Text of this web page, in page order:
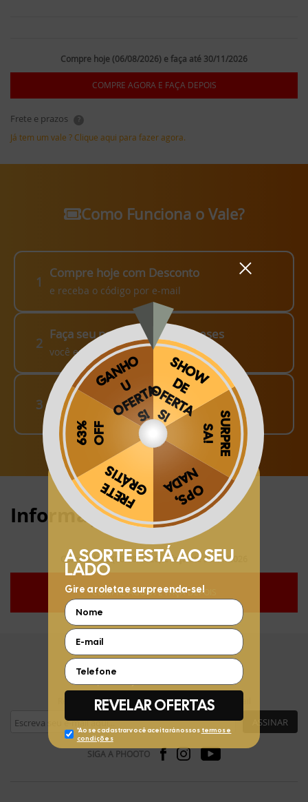
Compre hoje (06/08/2026) e faça até 30/11/2026
COMPRE AGORA E FAÇA DEPOIS
Frete e prazos ?
Já tem um vale ? Clique aqui para fazer agora.
Como Funciona o Vale?
1
Compre hoje com Desconto
e receba o código por e-mail
2
Faça seu pedido em até 3 meses
você escolhe como fazer!
3
Finalize o seu Pedido!
pague o Frete e receba em sua casa
Informações:
Compre hoje (06/08/2026) e faça até 30/11/2026
COMPRE AGORA E FAÇA DEPOIS
FIQUE POR DENTRO
Receba ofertas exclusivas da Phooto no seu e-mail
ASSINAR
Obrigado por se cadastrar na
Aproveite e receba as novidades e ofertas exclusivas da
SIGA A PHOOTO